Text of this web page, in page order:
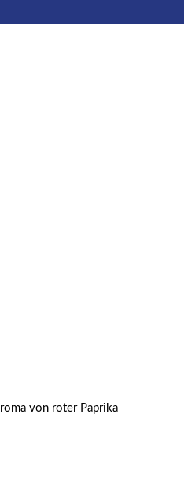
von roter Paprika